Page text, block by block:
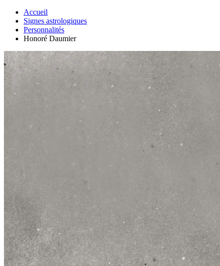
Accueil
Signes astrologiques
Personnalités
Honoré Daumier